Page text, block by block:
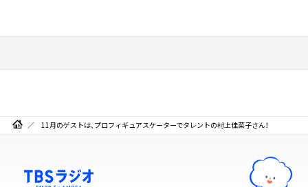
11月のゲストは、プロフィギュアスケーターでタレントの村上佳菜子さん！